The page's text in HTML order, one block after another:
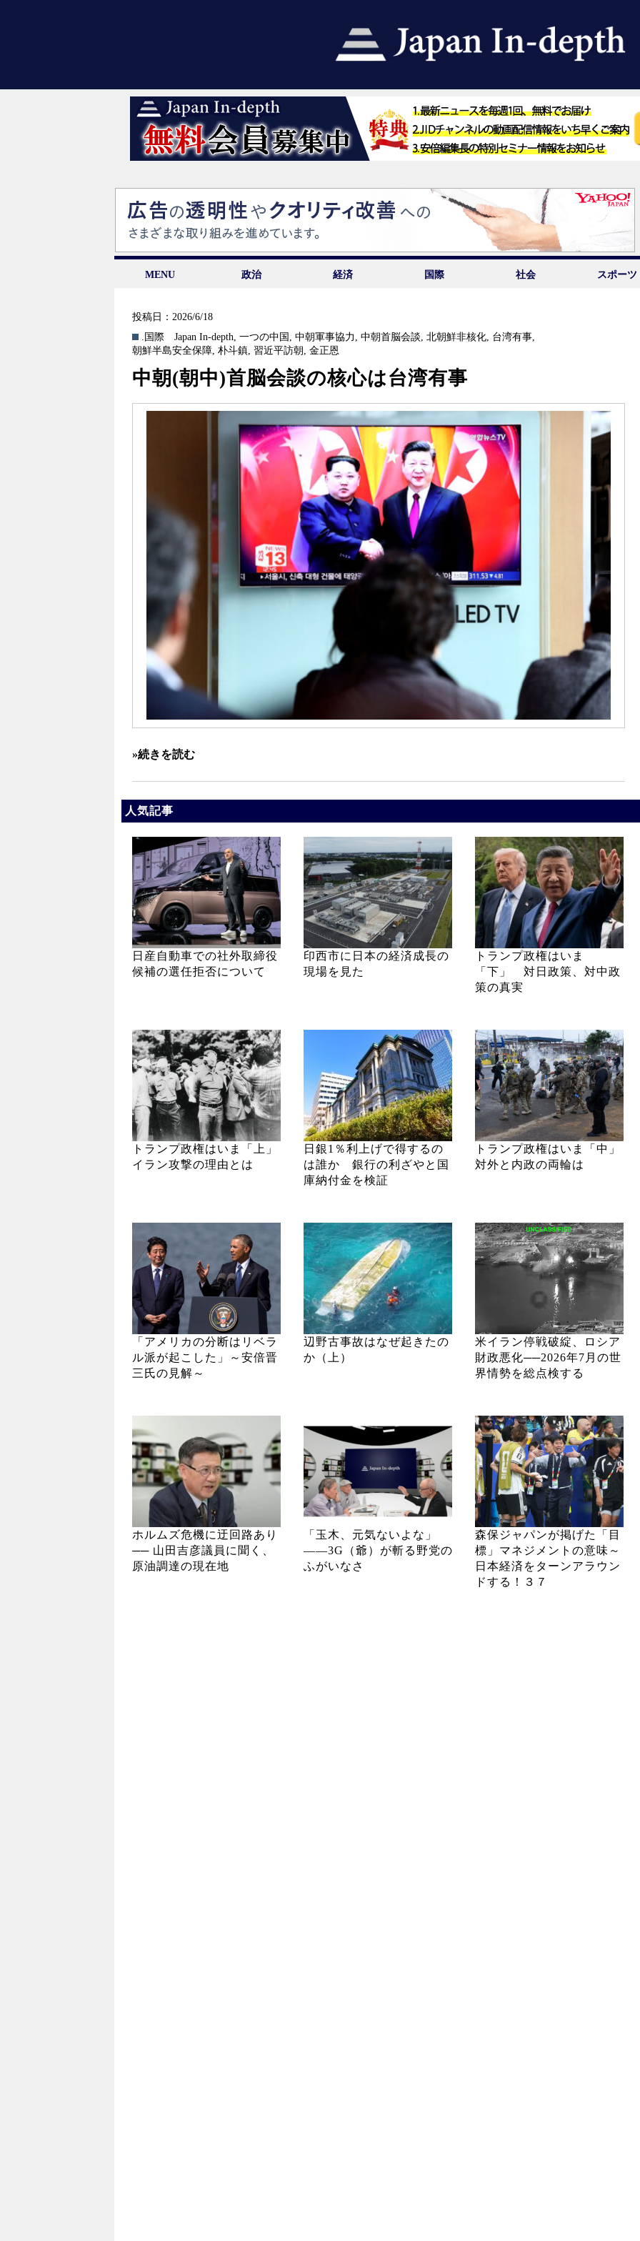
MENU 政治 経済 国際 社会 スポーツ
投稿日：2026/6/18
.国際
Japan In-depth,一つの中国 ,中朝軍事協力 ,中朝首脳会談,北朝鮮非核化, 台湾有事,
朝鮮半島安全保障, 朴斗鎮, 習近平訪朝 , 金正恩
中朝(朝中)首脳会談の核心は台湾有事
»続きを読む
人気記事
日産自動車での社外取締役
候補の選任拒否について
印西市に日本の経済成長の
現場を見た
トランプ政権はいま
「下」 対日政策、対中政
策の真実
トランプ政権はいま「上」
イラン攻撃の理由とは
日銀1％利上げで得するの
は誰か 銀行の利ざやと国
庫納付金を検証
トランプ政権はいま「中」
対外と内政の両輪は
「アメリカの分断はリベラ
ル派が起こした」～安倍晋
三氏の見解～
辺野古事故はなぜ起きたの
か（上）
米イラン停戦破綻、ロシア
財政悪化──2026年7月の世
界情勢を総点検する
ホルムズ危機に迂回路あり
── 山田吉彦議員に聞く、
原油調達の現在地
「玉木、元気ないよな」
――3G（爺）が斬る野党の
ふがいなさ
森保ジャパンが掲げた「目
標」マネジメントの意味～
日本経済をターンアラウン
ドする！３７